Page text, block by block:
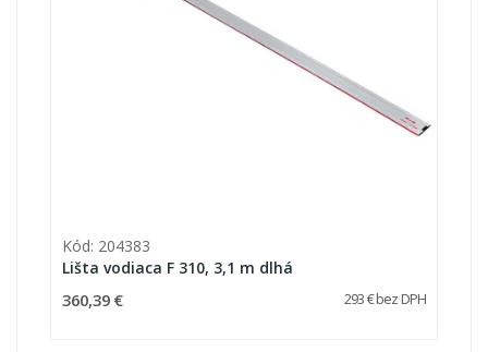
Kód: 204383
Lišta vodiaca F 310, 3,1 m dlhá
360,39 € 293 € bez DPH